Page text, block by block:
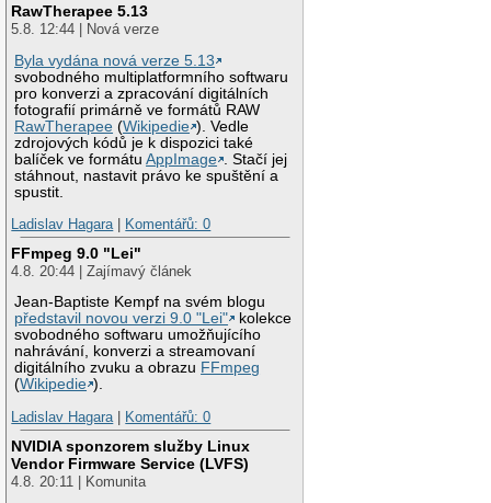
RawTherapee 5.13
5.8. 12:44 | Nová verze
Byla vydána nová verze 5.13
svobodného multiplatformního softwaru
pro konverzi a zpracování digitálních
fotografií primárně ve formátů RAW
RawTherapee (Wikipedie ). Vedle
zdrojových kódů je k dispozici také
balíček ve formátuAppImage
. Stačí jej
stáhnout, nastavit právo ke spuštění a
spustit.
Ladislav Hagara| Komentářů: 0
FFmpeg 9.0 "Lei"
4.8. 20:44 | Zajímavý článek
Jean-Baptiste Kempf na svém blogu
představil novou verzi 9.0 "Lei"
kolekce
svobodného softwaru umožňujícího
nahrávání, konverzi a streamovaní
digitálního zvuku a obrazu FFmpeg
(Wikipedie ).
Ladislav Hagara| Komentářů: 0
NVIDIA sponzorem služby Linux
Vendor Firmware Service (LVFS)
4.8. 20:11 | Komunita